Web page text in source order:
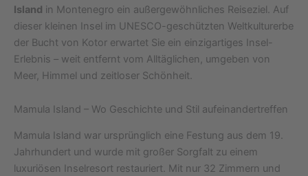
Island in Montenegro ein außergewöhnliches Reiseziel. Auf
dieser kleinen Insel im UNESCO-geschützten Weltkulturerbe
der Bucht von Kotor erwartet Sie ein einzigartiges Insel-
Erlebnis – weit entfernt vom Alltäglichen, umgeben von
Meer, Himmel und zeitloser Schönheit.
Mamula Island – Wo Geschichte und Stil aufeinandertreffen
Mamula Island war ursprünglich eine Festung aus dem 19.
Jahrhundert und wurde mit großer Sorgfalt zu einem
luxuriösen Inselresort restauriert. Mit nur 32 Zimmern und